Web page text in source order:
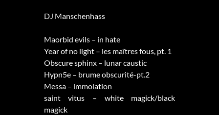
DJ Manschenhass
Maorbid evils – in hate
Year of no light – les maîtres fous, pt. 1
Obscure sphinx – lunar caustic
Hypn5e – brume obscurité-pt.2
Messa – immolation
saint vitus – white magick/black
magick